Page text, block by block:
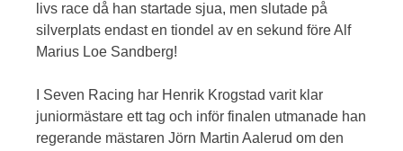
livs race då han startade sjua, men slutade på
silverplats endast en tiondel av en sekund före Alf
Marius Loe Sandberg!
I Seven Racing har Henrik Krogstad varit klar
juniormästare ett tag och inför finalen utmanade han
regerande mästaren Jörn Martin Aalerud om den